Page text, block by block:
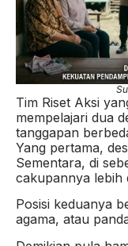
Tim Riset Aksi
mempelajari dua
tanggapan
Yang pertama,
Sementara, di
cakupannya lebih
Posisi keduanya
agama, atau